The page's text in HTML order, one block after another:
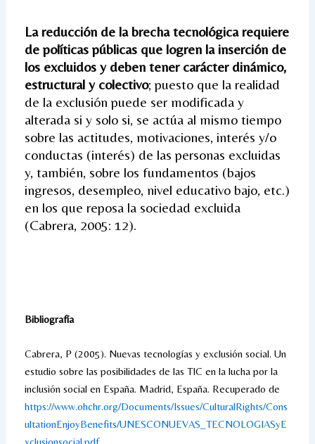
La reducción de la brecha tecnológica requiere
de políticas públicas que logren la inserción de
los excluidos y deben tener carácter dinámico,
estructural y colectivo; puesto que la realidad
de la exclusión puede ser modificada y
alterada si y solo si, se actúa al mismo tiempo
sobre las actitudes, motivaciones, interés y/o
conductas (interés) de las personas excluidas
y, también, sobre los fundamentos (bajos
ingresos, desempleo, nivel educativo bajo, etc.)
en los que reposa la sociedad excluida
(Cabrera, 2005: 12).
Bibliografía
Cabrera, P (2005). Nuevas tecnologías y exclusión social. Un
estudio sobre las posibilidades de las TIC en la lucha por la
inclusión social en España. Madrid, España. Recuperado de
https://www.ohchr.org/Documents/Issues/CulturalRights/Cons
ultationEnjoyBenefits/UNESCONUEVAS_TECNOLOGIASyE
xclusionsocial.pdf